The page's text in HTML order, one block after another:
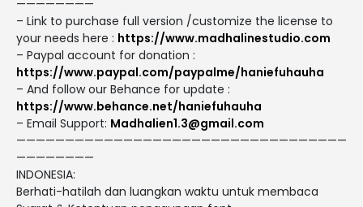
————————
– Link to purchase full version /customize the license to
your needs here : https://www.madhalinestudio.com
– Paypal account for donation :
https://www.paypal.com/paypalme/haniefuhauha
– And follow our Behance for update :
https://www.behance.net/haniefuhauha
– Email Support: Madhalien1.3@gmail.com
——————————————————————————————————
————————
INDONESIA:
Berhati-hatilah dan luangkan waktu untuk membaca